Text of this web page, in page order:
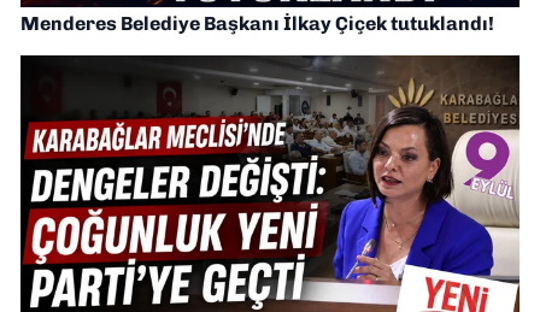
Menderes Belediye Başkanı İlkay Çiçek tutuklandı!